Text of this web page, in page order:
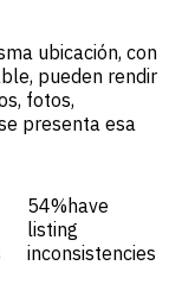
ubicación, con
pueden rendir
fotos,
presenta esa
54%have
listing
inconsistencies